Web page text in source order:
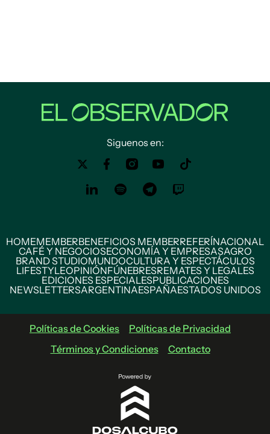
Siguenos en:
HOMEMEMBERBENEFICIOS MEMBERREFERÍNACIONAL
CAFÉ Y NEGOCIOSECONOMÍA Y EMPRESASAGRO
BRAND STUDIOMUNDOCULTURA Y ESPECTÁCULOS
LIFESTYLEOPINIÓNFÚNEBRESREMATES Y LEGALES
EDICIONES ESPECIALESPUBLICACIONES
NEWSLETTERSARGENTINAESPAÑAESTADOS UNIDOS
Políticas de Cookies
Políticas de Privacidad
Términos y Condiciones
Contacto